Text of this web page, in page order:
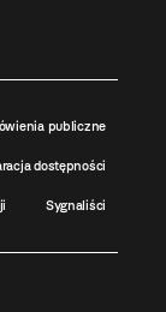
publiczne
dostępności
Sygnaliści